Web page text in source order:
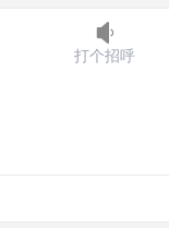
打个招呼